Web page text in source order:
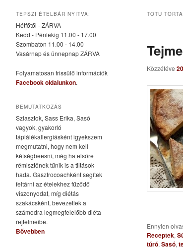
elsődleges
tartalomra
másodlagos
tartalomra
TOTU TORTA
Közzétéve
Ennyien
Receptek,
túró, Sasó,
TEPSZI ÉTELBÁR NYITVA:
Hétfőtől - ZÁRVA
Kedd - Péntekig 11.00 - 17.00
Szombaton 11.00 - 14.00
Vasárnap és ünnepnap ZÁRVA
Folyamatosan frissülő információk
Facebook oldalunkon.
BEMUTATKOZÁS
Sziasztok, Sass Erika, Sasó
vagyok, gyakorló
táplálékallergiásként igyekszem
megmutatni, hogy nem kell
kétségbeesni, még ha elsőre
rémisztőnek tűnik is a tiltások
hada. Gasztrocoachként segítek
feltárni az ételekhez fűződő
viszonyodat, míg diétás
szakácsként, bevezetlek a
számodra legmegfelelőbb diéta
rejtelmeibe.
Bővebben